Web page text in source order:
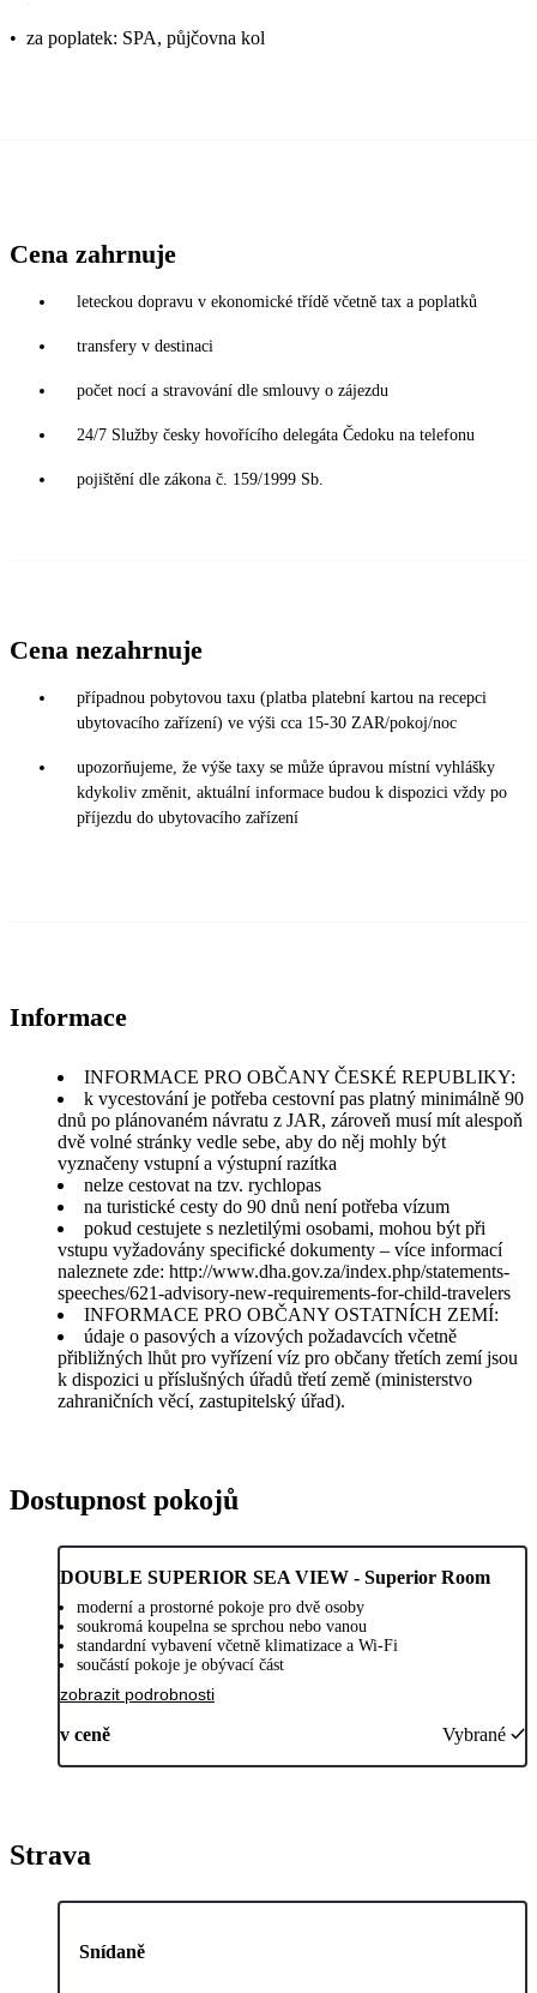
• za poplatek: SPA, půjčovna kol
Cena zahrnuje
leteckou dopravu v ekonomické třídě včetně tax a poplatků
transfery v destinaci
počet nocí a stravování dle smlouvy o zájezdu
24/7 Služby česky hovořícího delegáta Čedoku na telefonu
pojištění dle zákona č. 159/1999 Sb.
Cena nezahrnuje
případnou pobytovou taxu (platba platební kartou na recepci
ubytovacího zařízení) ve výši cca 15-30 ZAR/pokoj/noc
upozorňujeme, že výše taxy se může úpravou místní vyhlášky
kdykoliv změnit, aktuální informace budou k dispozici vždy po
příjezdu do ubytovacího zařízení
Informace
INFORMACE PRO OBČANY ČESKÉ REPUBLIKY:
k vycestování je potřeba cestovní pas platný minimálně 90
dnů po plánovaném návratu z JAR, zároveň musí mít alespoň
dvě volné stránky vedle sebe, aby do něj mohly být
vyznačeny vstupní a výstupní razítka
nelze cestovat na tzv. rychlopas
na turistické cesty do 90 dnů není potřeba vízum
pokud cestujete s nezletilými osobami, mohou být při
vstupu vyžadovány specifické dokumenty – více informací
naleznete zde: http://www.dha.gov.za/index.php/statements-
speeches/621-advisory-new-requirements-for-child-travelers
INFORMACE PRO OBČANY OSTATNÍCH ZEMÍ:
údaje o pasových a vízových požadavcích včetně
přibližných lhůt pro vyřízení víz pro občany třetích zemí jsou
k dispozici u příslušných úřadů třetí země (ministerstvo
zahraničních věcí, zastupitelský úřad).
Dostupnost pokojů
DOUBLE SUPERIOR SEA VIEW - Superior Room
moderní a prostorné pokoje pro dvě osoby
soukromá koupelna se sprchou nebo vanou
standardní vybavení včetně klimatizace a Wi-Fi
součástí pokoje je obývací část
zobrazit podrobnosti
v ceně Vybrané
Strava
Snídaně